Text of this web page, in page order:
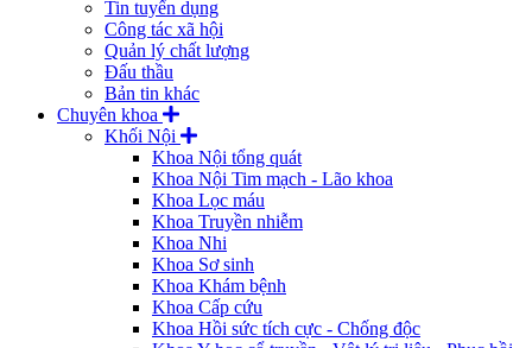
Tin tuyển dụng
Công tác xã hội
Quản lý chất lượng
Đấu thầu
Bản tin khác
Chuyên khoa
Khối Nội
Khoa Nội tổng quát
Khoa Nội Tim mạch - Lão khoa
Khoa Lọc máu
Khoa Truyền nhiễm
Khoa Nhi
Khoa Sơ sinh
Khoa Khám bệnh
Khoa Cấp cứu
Khoa Hồi sức tích cực - Chống độc